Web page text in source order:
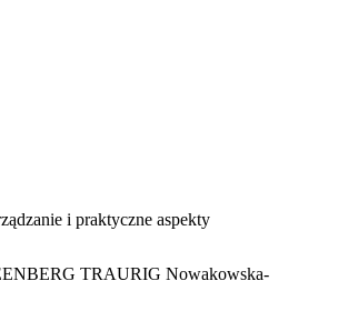
i praktyczne aspekty
TRAURIG Nowakowska-